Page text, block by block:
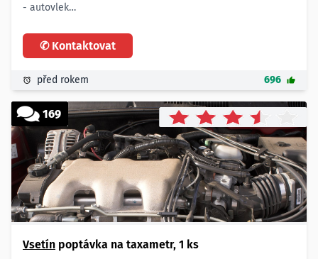
- autovlek
- Panav BBS 17.13, BBS 10.10, BBA 16.12
Počet:
Celková cena:
- 50.000,- Kč
Platnost poptávky:
- neomezeno
✆ Kontaktovat
před rokem 696
169
Vsetín poptávka na taxametr, 1 ks